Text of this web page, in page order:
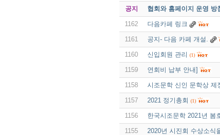
공지 협회와 홈페이지 운영 방
1162 다음카페 링크
1161 공지- 다음 카페 개설.
1160 신입회원 관리 (1)
1159 연회비 납부 안내]
1158 시조문학 신인 문학상 제
1157 2021 정기총회 (1)
1156 한국시조문학 2021년 봄
1155 2020년 시진회 수상소식